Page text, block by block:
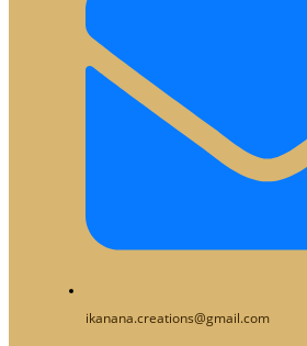
ikanana.creations@gmail.com